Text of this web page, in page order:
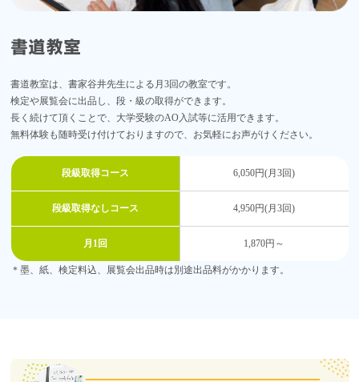
書道教室
書道教室は、書家谷井先生による月3回の教室です。
検定や展覧会に出品し、段・級の取得ができます。
長く続けて頂くことで、大学受験のAO入試等に活用できます。
無料体験も随時受け付けておりますので、お気軽にお声がけください。
段級取得コース 6,050円(月3回)
段級取得なしコース 4,950円(月3回)
月1回 1,870円～
＊墨、紙、検定料込、展覧会出品時は別途出品料がかかります。